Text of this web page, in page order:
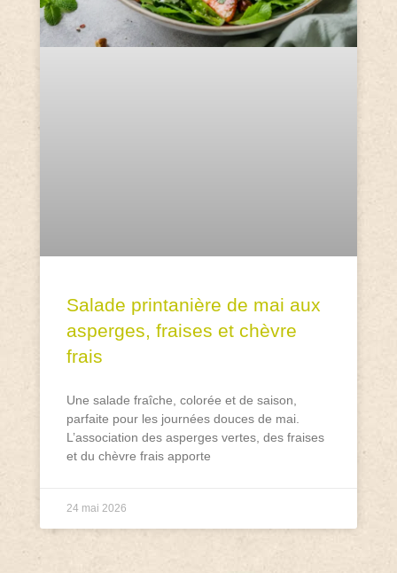
Salade printanière de mai aux
asperges, fraises et chèvre
frais
Une salade fraîche, colorée et de saison,
parfaite pour les journées douces de mai.
L’association des asperges vertes, des fraises
et du chèvre frais apporte
24 mai 2026